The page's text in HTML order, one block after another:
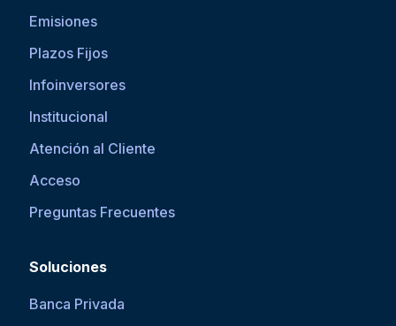
Emisiones
Plazos Fijos
Infoinversores
Institucional
Atención al Cliente
Acceso
Preguntas Frecuentes
Soluciones
Banca Privada